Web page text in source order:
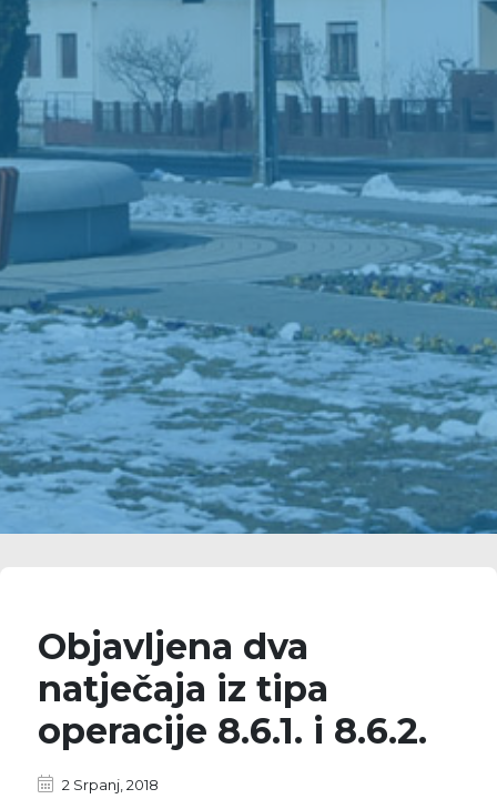
Objavljena dva
natječaja iz tipa
operacije 8.6.1. i 8.6.2.
2 Srpanj, 2018